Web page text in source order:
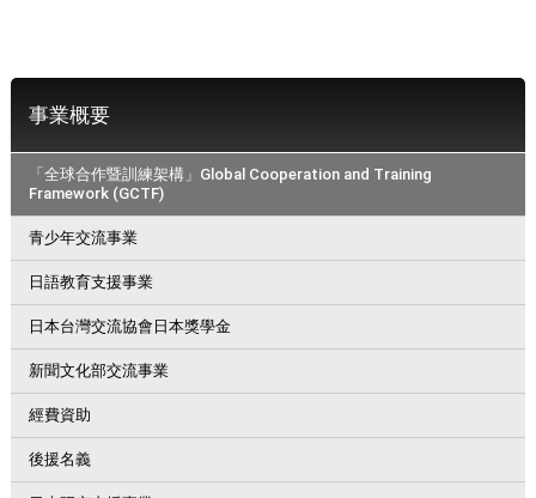
事業概要
「全球合作暨訓練架構」Global Cooperation and Training
Framework (GCTF)
青少年交流事業
日語教育支援事業
日本台灣交流協會日本獎學金
新聞文化部交流事業
經費資助
後援名義